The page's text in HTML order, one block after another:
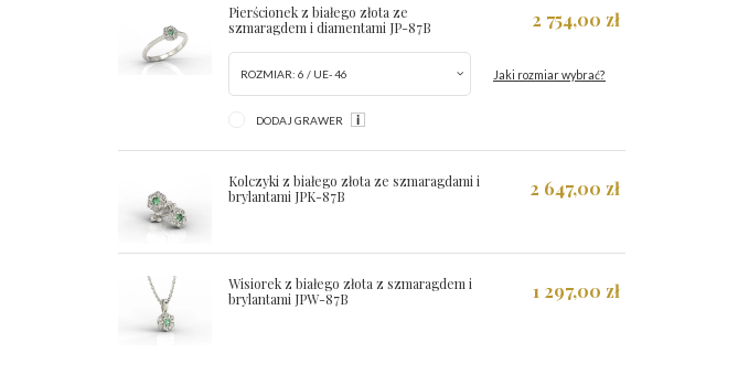
Pierścionek z białego złota ze
szmaragdem i diamentami JP-87B
2 754,00 zł
ROZMIAR: 6 / UE- 46 Jaki rozmiar wybrać?
DODAJ GRAWER
Kolczyki z białego złota ze szmaragdami i
brylantami JPK-87B
2 647,00 zł
Wisiorek z białego złota z szmaragdem i
brylantami JPW-87B
1 297,00 zł